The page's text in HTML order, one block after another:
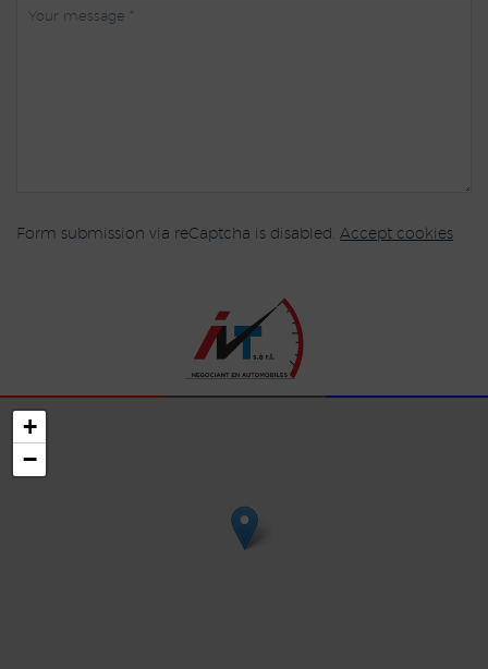
Form submission via reCaptcha is disabled. Accept cookies
+
−